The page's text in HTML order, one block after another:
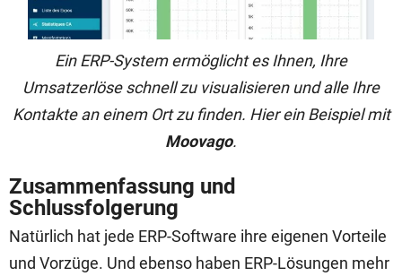
Ein ERP-System ermöglicht es Ihnen, Ihre
Umsatzerlöse schnell zu visualisieren und alle Ihre
Kontakte an einem Ort zu finden. Hier ein Beispiel mit
Moovago.
Zusammenfassung und
Schlussfolgerung
Natürlich hat jede ERP-Software ihre eigenen Vorteile
und Vorzüge. Und ebenso haben ERP-Lösungen mehr